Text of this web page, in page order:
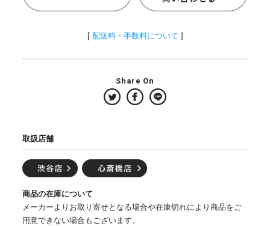
[ 配送料・手数料について ]
Share On
取扱店舗
商品の在庫について
メーカーよりお取り寄せとなる場合や在庫切れにより商品をご
用意できない場合もございます。